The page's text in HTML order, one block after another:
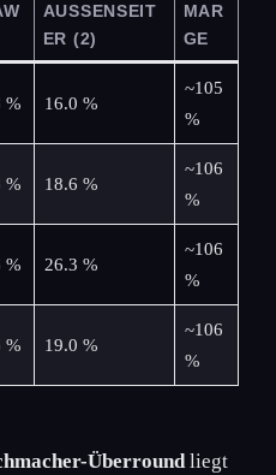
AUSSENSEIT
ER (2)
MAR
GE
% 16.0 %
~105
%
% 18.6 %
~106
%
% 26.3 %
~106
%
% 19.0 %
~106
%
Überroundliegt